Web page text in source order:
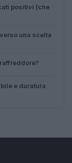
positivi (che
una scelta
e duratura